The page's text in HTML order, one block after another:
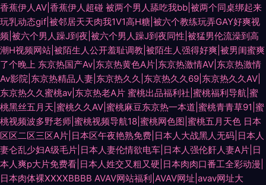
香蕉伊人AV|香蕉伊人超碰 被两个男人舔吃我bb|被两个同桌绑起来
玩乳动态gif|被邻居天天肉我1V1高H糖|被六个教练玩弄GAY好爽视
频|被六个男人躁J到夜|被六个男人躁J到夜同性|被猛男伦流澡到高
潮H视频网站|被陌生人公开羞耻调教|被陌生人强得好爽|被男闺蜜爽
了个晚上 东京热国产Av|东京热黄色A片|东京热激情AV|东京热激情
Av影院|东京热精品人妻|东京热久久|东京热久久69|东京热久久AV|
东京热久久蜜桃av|东京热老A片 蜜桃出品福利社|蜜桃福利导航|蜜
桃黑丝五月天|蜜桃久久AV|蜜桃麻豆东京热一本道|蜜桃青青草91|蜜
桃视频波多野老师|蜜桃视频导航18|蜜桃网色图|蜜桃五月天色 日本
区区二区三区A片|日本区午夜艳熟免费|日本人大战黑人无码|日本人
妻仑乱少妇A级毛片|日本人妻伦情欲电车|日本人强伦姧人妻A片|日
本人爽p大片免费看|日本人姓交又粗又硬|日本肉肉口番工全彩动漫|
日本肉体裸XXXXBBBB AVAV网站福利|AVAV网址|avav网址大